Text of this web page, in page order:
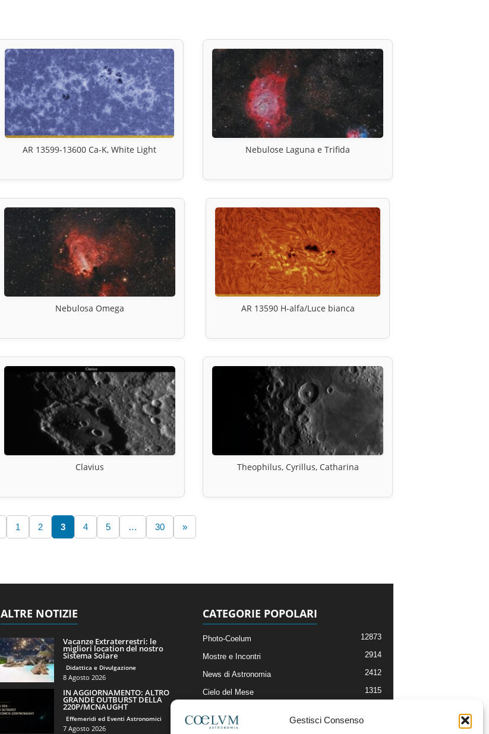
Gestisci Consenso
AR 13599-13600 Ca-K, White Light Nebulose Laguna e Trifida
Nebulosa Omega AR 13590 H-alfa/Luce bianca
Clavius Theophilus, Cyrillus, Catharina
1 2 3 4 5 … 30 »
ALTRE NOTIZIE
Vacanze Extraterrestri: le
migliori location del nostro
Sistema Solare
Didattica e Divulgazione
8 Agosto 2026
IN AGGIORNAMENTO: ALTRO
GRANDE OUTBURST DELLA
220P/MCNAUGHT
Effemeridi ed Eventi Astronomici
7 Agosto 2026
CATEGORIE POPOLARI
Photo-Coelum 12873
Mostre e Incontri 2914
News di Astronomia 2412
Cielo del Mese 1315
Articoli e Risorse On-Line